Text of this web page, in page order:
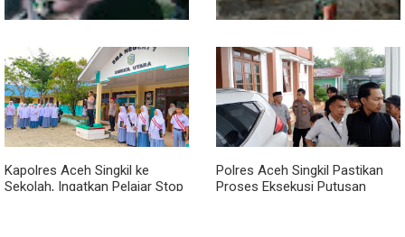
Babinsa dan Bhabinkamtibmas
Kompak Gaungkan Gerakan
Kibarkan Merah Putih
Kodim 0118 Kebut Tahap Akhir
Jembatan Garuda, Pengecoran
Kepala Jembatan Terus
Berjalan
Kapolres Aceh Singkil ke
Sekolah, Ingatkan Pelajar Stop
Polres Aceh Singkil Pastikan
Proses Eksekusi Putusan